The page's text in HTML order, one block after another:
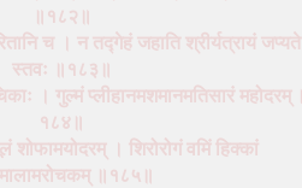
॥१८२॥
च । न तद्गेहं जहाति श्रीर्यत्रायं जप्यते
स्तवः ॥१८३॥
। गुल्मं प्लीहानमशमानमतिसारं महोदरम्
१८४॥
शोफामयोदरम् । शिरोरोगं वमिं हिक्कां
॥१८५॥